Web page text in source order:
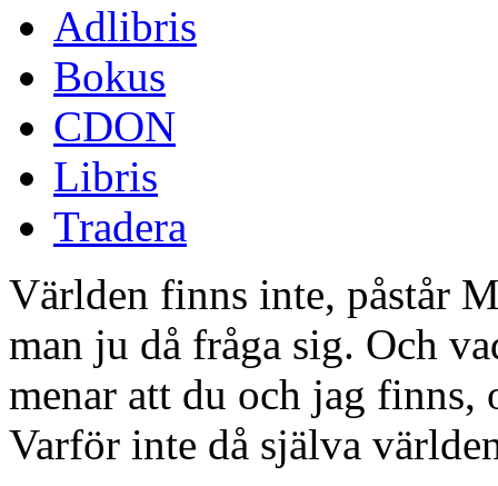
Adlibris
Bokus
CDON
Libris
Tradera
Världen finns inte, påstår
man ju då fråga sig. Och
menar att du och jag finns,
Varför inte då själva